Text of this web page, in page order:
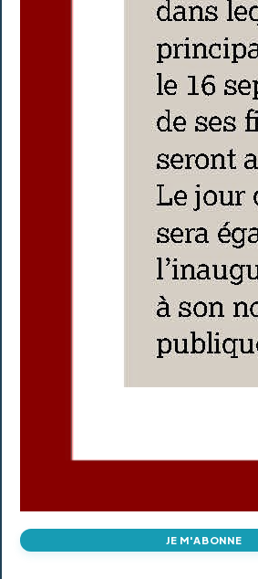
JE M'ABONNE